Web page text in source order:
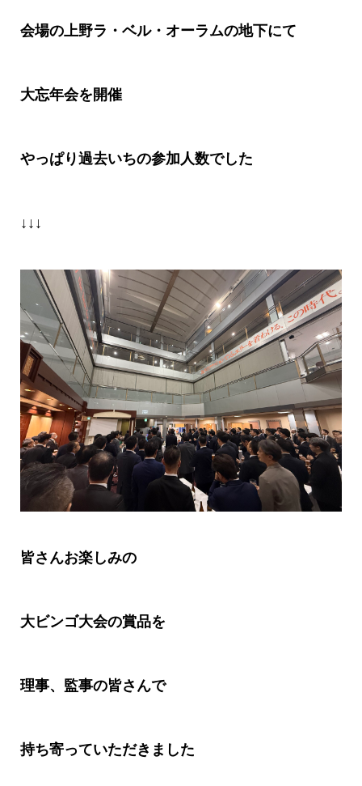
会場の上野ラ・ベル・オーラムの地下にて
大忘年会を開催
やっぱり過去いちの参加人数でした
↓↓↓
皆さんお楽しみの
大ビンゴ大会の賞品を
理事、監事の皆さんで
持ち寄っていただきました